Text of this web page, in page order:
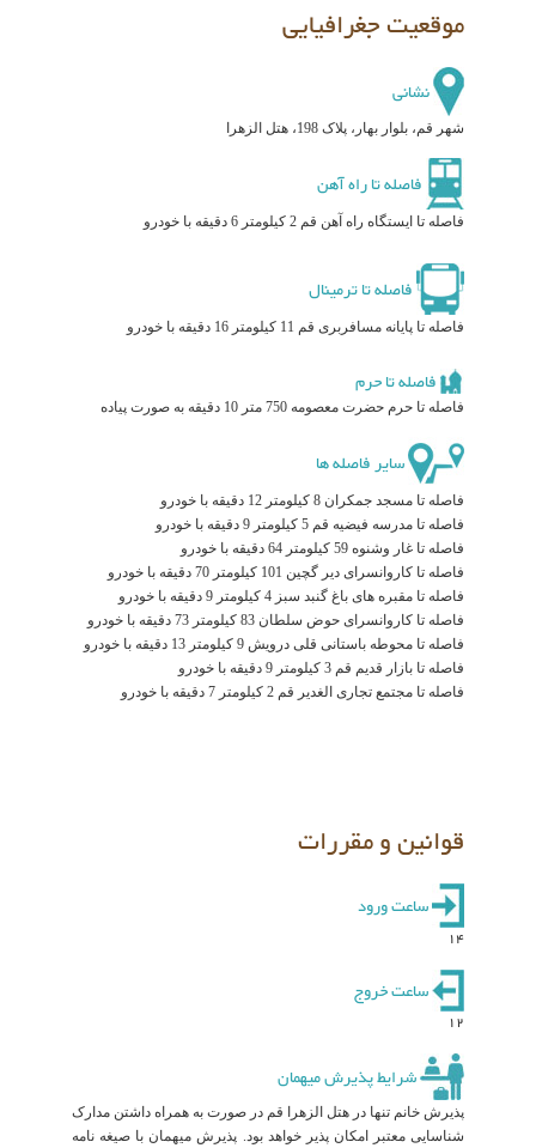
موقعیت جغرافیایی
نشانی
شهر قم، بلوار بهار، پلاک 198، هتل الزهرا
فاصله تا راه آهن
فاصله تا ایستگاه راه آهن قم 2 کیلومتر 6 دقیقه با خودرو
فاصله تا ترمینال
فاصله تا پایانه مسافربری قم 11 کیلومتر 16 دقیقه با خودرو
فاصله تا حرم
فاصله تا حرم حضرت معصومه 750 متر 10 دقیقه به صورت پیاده
سایر فاصله ها
فاصله تا مسجد جمکران 8 کیلومتر 12 دقیقه با خودرو
فاصله تا مدرسه فیضیه قم 5 کیلومتر 9 دقیقه با خودرو
فاصله تا غار وشنوه 59 کیلومتر 64 دقیقه با خودرو
فاصله تا کاروانسرای دیر گچین 101 کیلومتر 70 دقیقه با خودرو
فاصله تا مقبره های باغ گنبد سبز 4 کیلومتر 9 دقیقه با خودرو
فاصله تا کاروانسرای حوض سلطان 83 کیلومتر 73 دقیقه با خودرو
فاصله تا محوطه باستانی قلی درویش 9 کیلومتر 13 دقیقه با خودرو
فاصله تا بازار قدیم قم 3 کیلومتر 9 دقیقه با خودرو
فاصله تا مجتمع تجاری الغدیر قم 2 کیلومتر 7 دقیقه با خودرو
قوانین و مقررات
ساعت ورود
14
ساعت خروج
12
شرایط پذیرش میهمان
پذیرش خانم تنها در هتل الزهرا قم در صورت به همراه داشتن مدارک
شناسایی معتبر امکان پذیر خواهد بود. پذیرش میهمان با صیغه نامه